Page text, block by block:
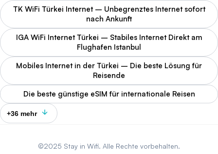
TK WiFi Türkei Internet – Unbegrenztes Internet sofort
nach Ankunft
IGA WiFi Internet Türkei – Stabiles Internet Direkt am
Flughafen Istanbul
Mobiles Internet in der Türkei – Die beste Lösung für
Reisende
Die beste günstige eSIM für internationale Reisen
+36 mehr
©2025 Stay in Wifi. Alle Rechte vorbehalten.